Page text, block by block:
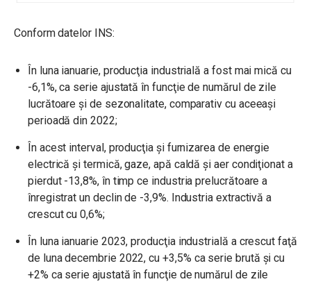
Conform datelor INS:
În luna ianuarie, producţia industrială a fost mai mică cu
-6,1%, ca serie ajustată în funcţie de numărul de zile
lucrătoare şi de sezonalitate, comparativ cu aceeași
perioadă din 2022;
În acest interval, producţia şi furnizarea de energie
electrică şi termică, gaze, apă caldă şi aer condiţionat a
pierdut -13,8%, în timp ce industria prelucrătoare a
înregistrat un declin de -3,9%. Industria extractivă a
crescut cu 0,6%;
În luna ianuarie 2023, producţia industrială a crescut faţă
de luna decembrie 2022, cu +3,5% ca serie brută și cu
+2% ca serie ajustată în funcţie de numărul de zile